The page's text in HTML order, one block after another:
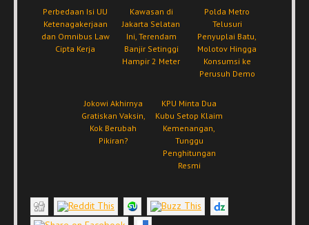
Perbedaan Isi UU
Ketenagakerjaan
dan Omnibus Law
Cipta Kerja
Kawasan di
Jakarta Selatan
Ini, Terendam
Banjir Setinggi
Hampir 2 Meter
Polda Metro
Telusuri
Penyuplai Batu,
Molotov Hingga
Konsumsi ke
Perusuh Demo
Jokowi Akhirnya
Gratiskan Vaksin,
Kok Berubah
Pikiran?
KPU Minta Dua
Kubu Setop Klaim
Kemenangan,
Tunggu
Penghitungan
Resmi